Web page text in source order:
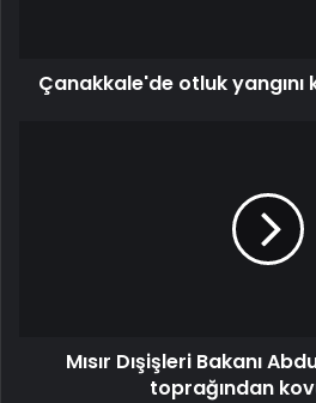
Çanakkale'de otluk yangını
Mısır Dışişleri Bakanı
toprağından